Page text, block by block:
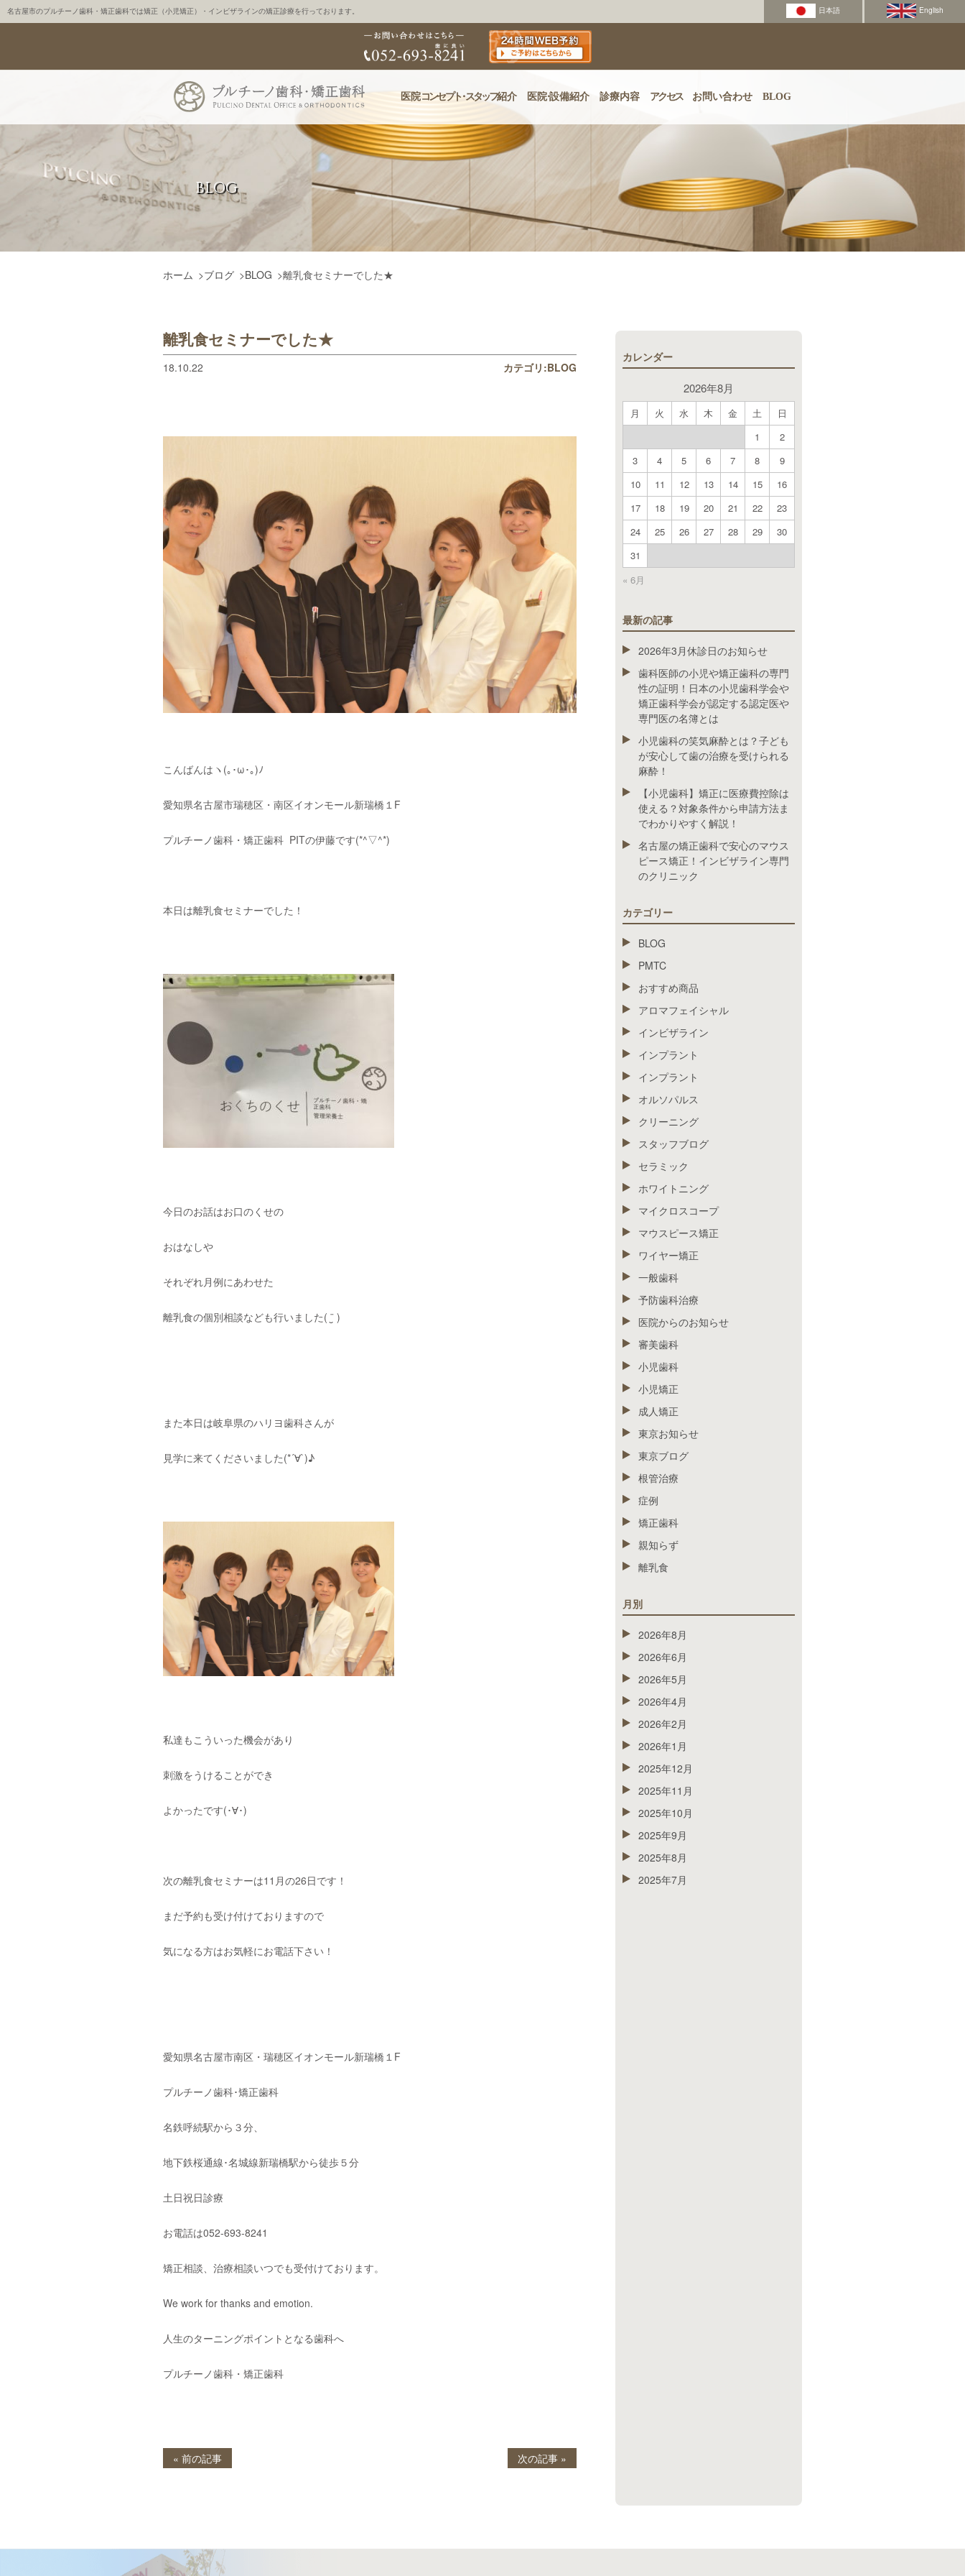
名古屋市のプルチーノ歯科・矯正歯科では矯正（小児矯正）・インビザラインの矯正診療を行っております。
医院コンセプト・スタッフ紹介 医院・設備紹介 診療内容 アクセス お問い合わせ BLOG
BLOG
ホーム >ブログ >BLOG >離乳食セミナーでした★
離乳食セミナーでした★
18.10.22 カテゴリ:BLOG
こんばんはヽ(｡･ω･｡)ﾉ
愛知県名古屋市瑞穂区・南区イオンモール新瑞橋１F
プルチーノ歯科・矯正歯科 PITの伊藤です(*^▽^*)
本日は離乳食セミナーでした！
今日のお話はお口のくせの
おはなしや
それぞれ月例にあわせた
離乳食の個別相談なども行いました( ¨̮ )
また本日は岐阜県のハリヨ歯科さんが
見学に来てくださいました(*´∀`)♪
私達もこういった機会があり
刺激をうけることができ
よかったです(･∀･)
次の離乳食セミナーは11月の26日です！
まだ予約も受け付けておりますので
気になる方はお気軽にお電話下さい！
愛知県名古屋市南区・瑞穂区イオンモール新瑞橋１F
プルチーノ歯科･矯正歯科
名鉄呼続駅から３分、
地下鉄桜通線･名城線新瑞橋駅から徒歩５分
土日祝日診療
お電話は052-693-8241
矯正相談、治療相談いつでも受付けております。
We work for thanks and emotion.
人生のターニングポイントとなる歯科へ
プルチーノ歯科・矯正歯科
« 前の記事 次の記事 »
カレンダー
2026年8月
月 火 水 木 金 土 日
« 6月
1
2
3
4 5 6 7 8
9
10
11 12 13 14 15
16
17
18 19 20 21 22
23
24
25 26 27 28 29
30
31
最新の記事
2026年3月休診日のお知らせ
歯科医師の小児や矯正歯科の専門
性の証明！日本の小児歯科学会や
矯正歯科学会が認定する認定医や
専門医の名簿とは
小児歯科の笑気麻酔とは？子ども
が安心して歯の治療を受けられる
麻酔！
【小児歯科】矯正に医療費控除は
使える？対象条件から申請方法ま
でわかりやすく解説！
名古屋の矯正歯科で安心のマウス
ピース矯正！インビザライン専門
のクリニック
カテゴリー
BLOG
PMTC
おすすめ商品
アロマフェイシャル
インビザライン
インプラント
インプラント
オルソパルス
クリーニング
スタッフブログ
セラミック
ホワイトニング
マイクロスコープ
マウスピース矯正
ワイヤー矯正
一般歯科
予防歯科治療
医院からのお知らせ
審美歯科
小児歯科
小児矯正
成人矯正
東京お知らせ
東京ブログ
根管治療
症例
矯正歯科
親知らず
離乳食
月別
2026年8月
2026年6月
2026年5月
2026年4月
2026年2月
2026年1月
2025年12月
2025年11月
2025年10月
2025年9月
2025年8月
2025年7月